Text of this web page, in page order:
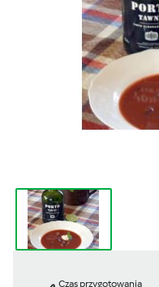
Czas przygotowania